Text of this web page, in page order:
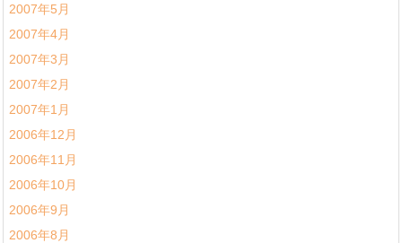
2007年5月
2007年4月
2007年3月
2007年2月
2007年1月
2006年12月
2006年11月
2006年10月
2006年9月
2006年8月